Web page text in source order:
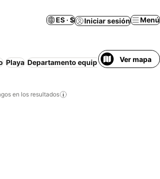
ES · $ Iniciar sesión Menú
Playa Departamento equipado Cancelación
Ver mapa
en los resultados